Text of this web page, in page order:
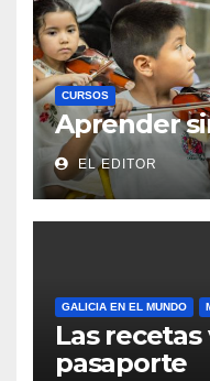
CURSOS
Aprender
EL EDITOR
GALICIA EN EL MUNDO
Las recetas
pasaporte